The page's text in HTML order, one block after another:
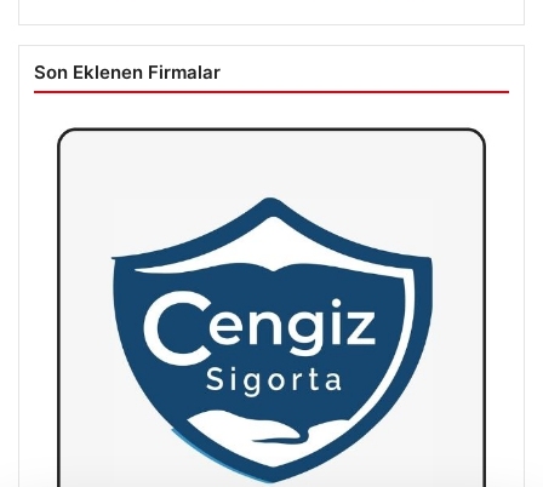
Son Eklenen Firmalar